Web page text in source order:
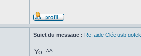
Sujet du message : Re: aide Clée usb gotek
Yo. ^^